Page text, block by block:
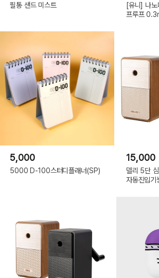
필통 샌드 미스트
[유니] 나노
프루프
5,000
5000 D-100스터디플래너(SP)
15,000
델리 5단
자동진입